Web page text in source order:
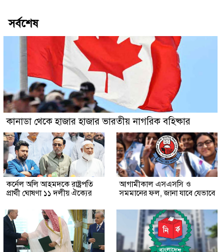
সর্বশেষ
কানাডা থেকে হাজার হাজার ভারতীয় নাগরিক বহিষ্কার
কর্নেল অলি আহমদকে রাষ্ট্রপতি
প্রার্থী ঘোষণা ১১ দলীয় ঐক্যের
আগামীকাল এসএসসি ও
সমমানের ফল, জানা যাবে যেভাবে